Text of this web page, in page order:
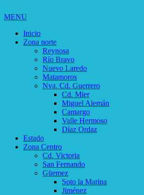
MENU
Inicio
Zona norte
Reynosa
Río Bravo
Nuevo Laredo
Matamoros
Nva. Cd. Guerrero
Cd. Mier
Miguel Alemán
Camargo
Valle Hermoso
Díaz Ordaz
Estado
Zona Centro
Cd. Victoria
San Fernando
Güemez
Soto la Marina
Jiménez